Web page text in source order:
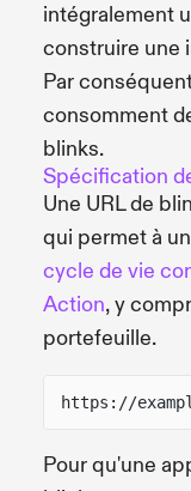
intégralement
construire une
Par
consomment
blinks.
Spécification
Une URL de
qui permet à
cycle de vie
Action, y
portefeuille.
https://
Pour qu'une